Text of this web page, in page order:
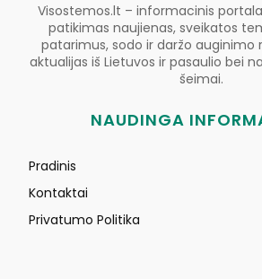
Visostemos.lt – informacinis
patikimas naujienas, sveikatos
patarimus, sodo ir daržo auginimo
aktualijas iš Lietuvos ir pasaulio bei
šeimai.
NAUDINGA
Pradinis
Kontaktai
Privatumo Politika